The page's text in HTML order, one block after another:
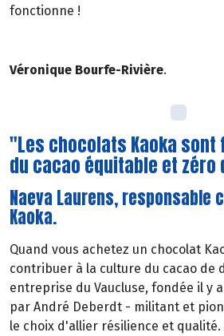
fonctionne !
Véronique Bourfe-Rivière.
"Les chocolats Kaoka sont
du cacao équitable et
Naeva Laurens, responsable
Kaoka.
Quand vous achetez un chocolat
contribuer à la culture du cacao de
entreprise du Vaucluse, fondée il y
par André Deberdt - militant et
le choix d'allier résilience et qualité.